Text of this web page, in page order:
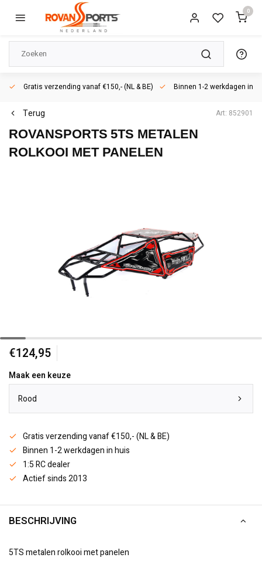
0
Gratis verzending vanaf €150,- (NL & BE) Binnen 1-2 werkdagen in
Terug Art: 852901
ROVANSPORTS 5TS METALEN
ROLKOOI MET PANELEN
€124,95
Maak een keuze
Rood
Gratis verzending vanaf €150,- (NL & BE)
Binnen 1-2 werkdagen in huis
1:5 RC dealer
Actief sinds 2013
BESCHRIJVING
5TS metalen rolkooi met panelen